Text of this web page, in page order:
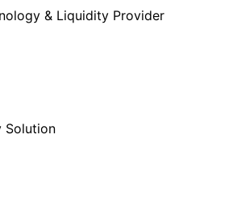
Best FX/Crypto Technology &
Best Crypto Liquidity Solution